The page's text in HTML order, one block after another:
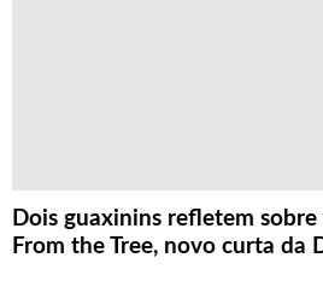
Dois guaxinins refletem
From the Tree, novo curta da